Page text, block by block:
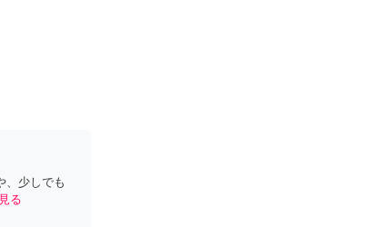
、少しでも
る